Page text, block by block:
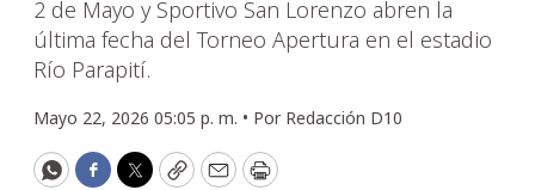
2 de Mayo y Sportivo San Lorenzo abren la
última fecha del Torneo Apertura en el estadio
Río Parapití.
Mayo 22, 2026 05:05 p. m. • Por Redacción D10
WhatsApp
Facebook
Twitter
CopyEmailPrint